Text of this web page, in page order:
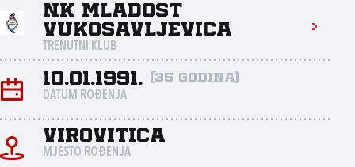
NK Mladost
Vukosavljevica
TRENUTNI KLUB
10.01.1991. (35 godina)
DATUM ROĐENJA
Virovitica
MJESTO ROĐENJA